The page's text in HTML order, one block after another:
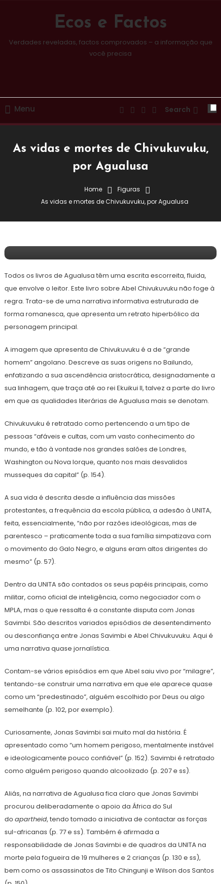
Ecos e Factos
Verdades reveladas, factos comprovados – a informação que
você precisa
Menu Search
As vidas e mortes de Chivukuvuku,
por Agualusa
Home
Figuras
As vidas e mortes de Chivukuvuku, por Agualusa
Todos os livros de Agualusa têm uma escrita escorreita, fluida,
que envolve o leitor. Este livro sobre Abel Chivukuvuku não foge à
regra. Trata-se de uma narrativa informativa estruturada de
forma romanesca, que apresenta um retrato hiperbólico da
personagem principal.
A imagem que apresenta de Chivukuvuku é a de “grande
homem” angolano. Descreve as suas origens no Bailundo,
enfatizando a sua ascendência aristocrática, designadamente a
sua linhagem, que traça até ao rei Ekuikui II, talvez a parte do livro
em que as qualidades literárias de Agualusa mais se denotam.
Chivukuvuku é retratado como pertencendo a um tipo de
pessoas “afáveis e cultas, com um vasto conhecimento do
mundo, e tão à vontade nos grandes salões de Londres,
Washington ou Nova Iorque, quanto nos mais desvalidos
musseques da capital” (p. 154).
A sua vida é descrita desde a influência das missões
protestantes, a frequência da escola pública, a adesão à UNITA,
feita, essencialmente, “não por razões ideológicas, mas de
parentesco – praticamente toda a sua família simpatizava com
o movimento do Galo Negro, e alguns eram altos dirigentes do
mesmo” (p. 57).
Dentro da UNITA são contados os seus papéis principais, como
militar, como oficial de inteligência, como negociador com o
MPLA, mas o que ressalta é a constante disputa com Jonas
Savimbi. São descritos variados episódios de desentendimento
ou desconfiança entre Jonas Savimbi e Abel Chivukuvuku. Aqui é
uma narrativa quase jornalística.
Contam-se vários episódios em que Abel saiu vivo por “milagre”,
tentando-se construir uma narrativa em que ele aparece quase
como um “predestinado”, alguém escolhido por Deus ou algo
semelhante (p. 102, por exemplo).
Curiosamente, Jonas Savimbi sai muito mal da história. É
apresentado como “um homem perigoso, mentalmente instável
e ideologicamente pouco confiável” (p. 152). Savimbi é retratado
como alguém perigoso quando alcoolizado (p. 207 e ss).
Aliás, na narrativa de Agualusa fica claro que Jonas Savimbi
procurou deliberadamente o apoio da África do Sul
do apartheid, tendo tomado a iniciativa de contactar as forças
sul-africanas (p. 77 e ss). Também é afirmada a
responsabilidade de Jonas Savimbi e de quadros da UNITA na
morte pela fogueira de 19 mulheres e 2 crianças (p. 130 e ss),
bem como os assassinatos de Tito Chingunji e Wilson dos Santos